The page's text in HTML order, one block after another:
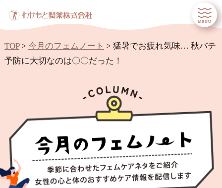
TOP> 今月のフェムノート > 猛暑でお疲れ気味… 秋バテ
予防に大切なのは〇〇だった！